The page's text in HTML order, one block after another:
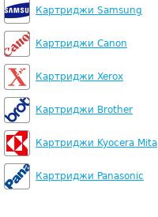
Картриджи Samsung
Картриджи Canon
Картриджи Xerox
Картриджи Brother
Картриджи Kyocera Mita
Картриджи Panasonic